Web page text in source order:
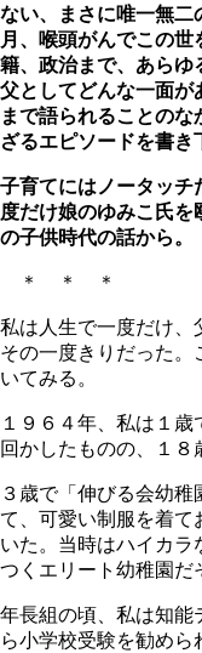
ない、まさに唯一無二
月、喉頭がんでこの
籍、政治まで、あらゆ
父としてどんな一面
まで語られることの
ざるエピソードを書き
子育てにはノータッチ
度だけ娘のゆみこ氏
の子供時代の話から。
＊ ＊ ＊
私は人生で一度だけ、
その一度きりだった
いてみる。
１９６４年、私は１
回かしたものの、１８
３歳で「伸びる会幼
て、可愛い制服を着て
いた。当時はハイカ
つくエリート幼稚園だ
年長組の頃、私は知能
ら小学校受験を勧めら